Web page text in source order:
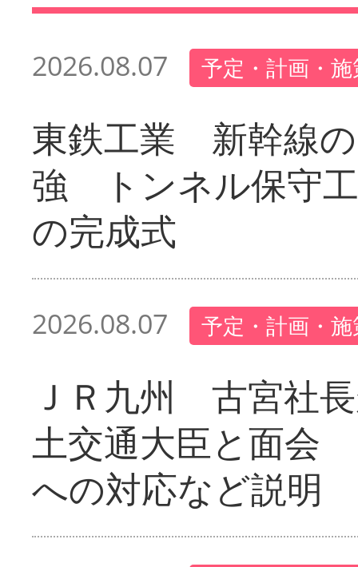
2026.08.07 予定・計画・
東鉄工業 新幹線
強 トンネル保守
の完成式
2026.08.07 予定・計画・
ＪＲ九州 古宮社
土交通大臣と面会
への対応など説明